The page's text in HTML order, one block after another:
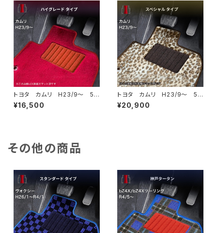
トヨタ カムリ H23/9〜 5
0/70系 フロアマット一式 カ
ーマット ハイグレードタイプ
¥16,500
トヨタ カムリ H23/9〜 5
0/70系 フロアマット一式 カ
ーマット スペシャルタイプ
¥20,900
その他の商品